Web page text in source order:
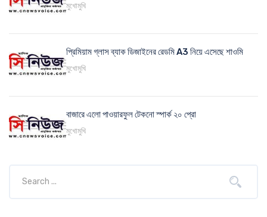
মুখোমুখি
প্রিমিয়াম গ্লাস ব্যাক ডিজাইনের রেডমি A3 নিয়ে এসেছে শাওমি
মুখোমুখি
বাজারে এলো পাওয়ারফুল টেকনো স্পার্ক ২০ প্রো
মুখোমুখি